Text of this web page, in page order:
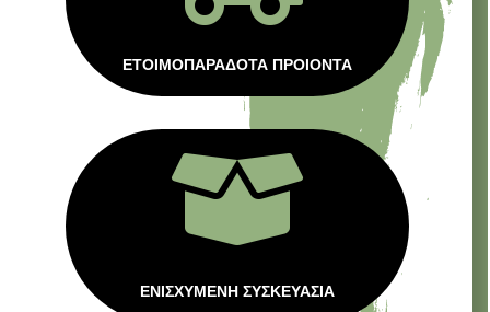
ΕΤΟΙΜΟΠΑΡΑΔΟΤΑ ΠΡΟΙΟΝΤΑ

ΕΝΙΣΧΥΜΕΝΗ ΣΥΣΚΕΥΑΣΙΑ